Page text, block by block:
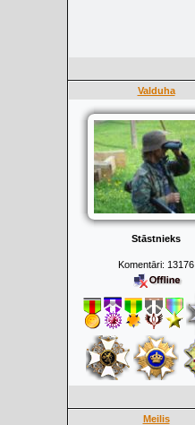
Valduha
Stāstnieks
Komentāri: 13176
Meilis